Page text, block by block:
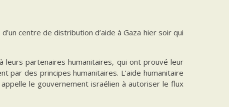
centre de distribution d’aide à Gaza hier soir qui
leurs partenaires humanitaires, qui ont prouvé leur
par des principes humanitaires. L’aide humanitaire
le gouvernement israélien à autoriser le flux